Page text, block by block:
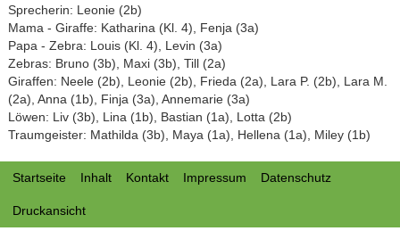
Sprecherin: Leonie (2b)
Mama - Giraffe: Katharina (Kl. 4), Fenja (3a)
Papa - Zebra: Louis (Kl. 4), Levin (3a)
Zebras: Bruno (3b), Maxi (3b), Till (2a)
Giraffen: Neele (2b), Leonie (2b), Frieda (2a), Lara P. (2b), Lara M.
(2a), Anna (1b), Finja (3a), Annemarie (3a)
Löwen: Liv (3b), Lina (1b), Bastian (1a), Lotta (2b)
Traumgeister: Mathilda (3b), Maya (1a), Hellena (1a), Miley (1b)
Startseite Inhalt Kontakt Impressum Datenschutz
Druckansicht